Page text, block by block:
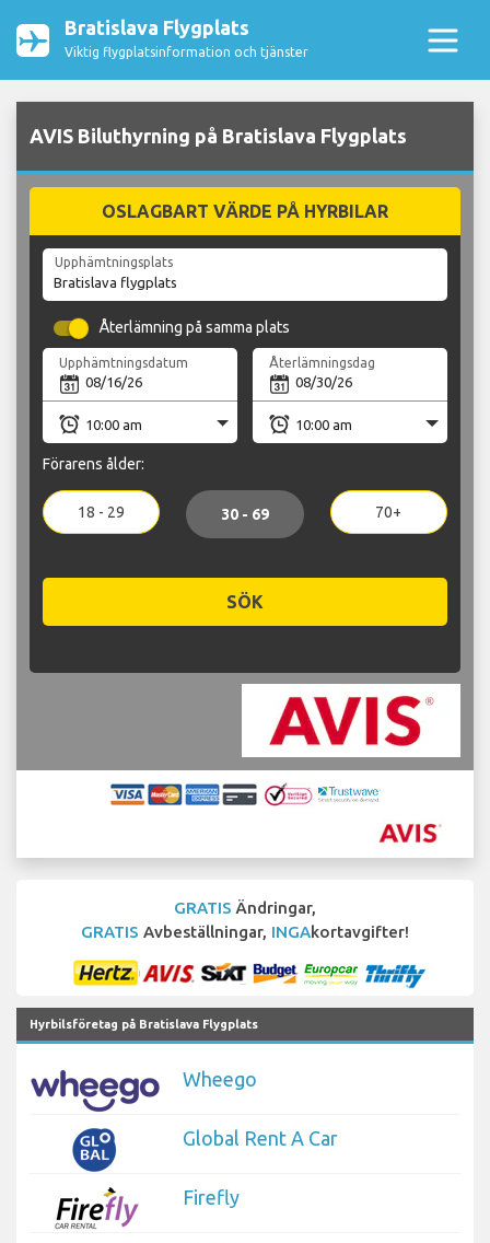
Bratislava Flygplats
Viktig flygplatsinformation och tjänster
AVIS Biluthyrning på Bratislava Flygplats
OSLAGBART VÄRDE PÅ HYRBILAR
Upphämtningsplats
Återlämning på samma plats
Upphämtningsdatum Återlämningsdag
Förarens ålder:
18 - 29 30 - 69 70+
SÖK
GRATIS Ändringar,
GRATIS Avbeställningar, INGAkortavgifter!
Hyrbilsföretag på Bratislava Flygplats
Wheego
Global Rent A Car
Firefly